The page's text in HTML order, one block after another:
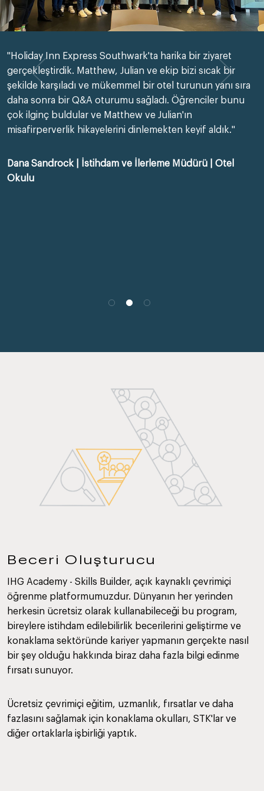
"Holiday Inn Express Southwark'ta harika bir ziyaret
gerçekleştirdik. Matthew, Julian ve ekip bizi sıcak bir
şekilde karşıladı ve mükemmel bir otel turunun yanı sıra
daha sonra bir Q&A oturumu sağladı. Öğrenciler bunu
çok ilginç buldular ve Matthew ve Julian'ın
misafirperverlik hikayelerini dinlemekten keyif aldık."
Dana Sandrock | İstihdam ve İlerleme Müdürü | Otel
Okulu
Beceri Oluşturucu
IHG Academy - Skills Builder, açık kaynaklı çevrimiçi
öğrenme platformumuzdur. Dünyanın her yerinden
herkesin ücretsiz olarak kullanabileceği bu program,
bireylere istihdam edilebilirlik becerilerini geliştirme ve
konaklama sektöründe kariyer yapmanın gerçekte nasıl
bir şey olduğu hakkında biraz daha fazla bilgi edinme
fırsatı sunuyor.
Ücretsiz çevrimiçi eğitim, uzmanlık, fırsatlar ve daha
fazlasını sağlamak için konaklama okulları, STK'lar ve
diğer ortaklarla işbirliği yaptık.